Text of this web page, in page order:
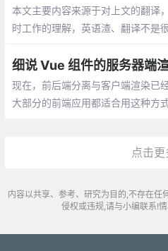
本文主要内容来源于对上文的翻译
时工作的理解，英语渣、翻译不是
细说 Vue 组件的服务器端
现在，前后端分离与客户端渲染已
大部分的前端应用都适合用这种方
点击更
内容以共享、参考、研究为目的,不存在任
侵权或违规,请与小编联系!